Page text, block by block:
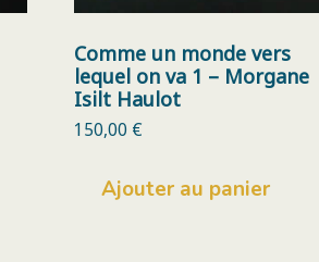
Comme un monde vers
lequel on va 1 – Morgane
Isilt Haulot
150,00 €
Ajouter au panier